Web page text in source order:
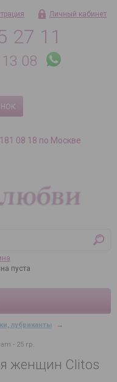
27 11
08
Личный кабинет
08 18 по Москве
пуста
лубриканты
→
- 25 гр.
женщин Clitos